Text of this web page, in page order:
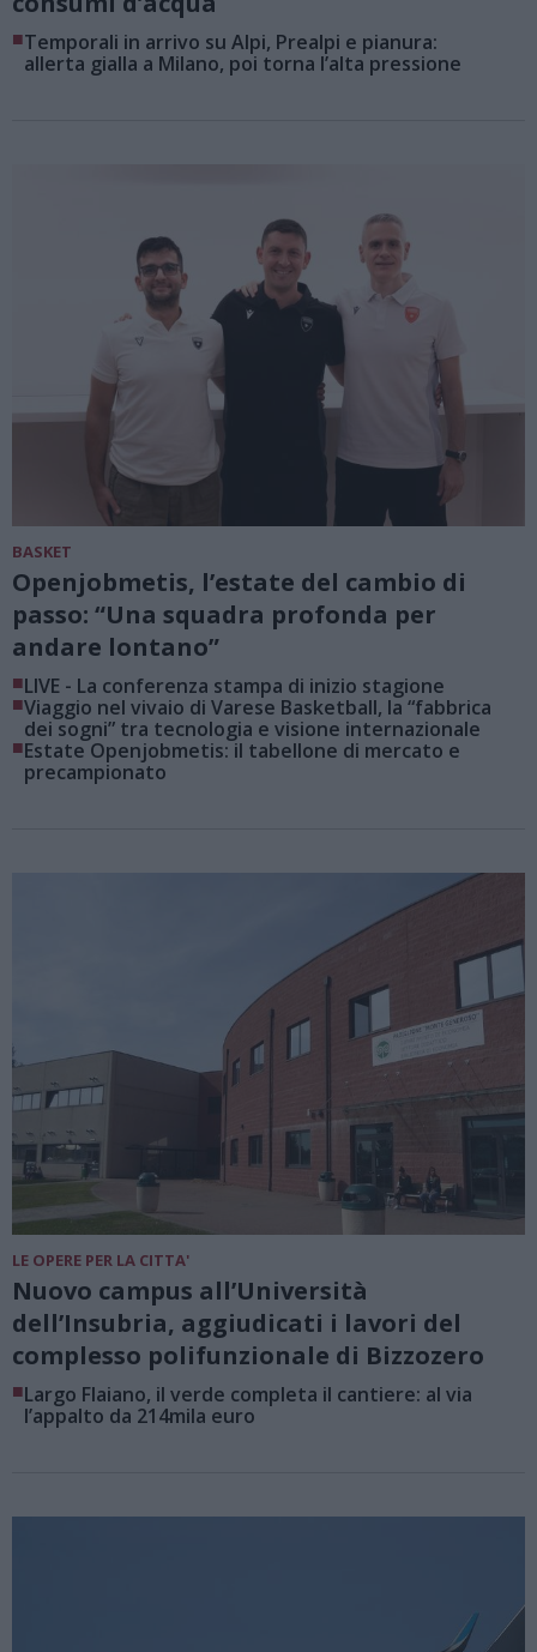
■Temporali in arrivo su Alpi, Prealpi e pianura:
allerta gialla a Milano, poi torna l’alta pressione
BASKET
Openjobmetis, l’estate del cambio di
passo: “Una squadra profonda per
andare lontano”
■LIVE - La conferenza stampa di inizio stagione
■Viaggio nel vivaio di Varese Basketball, la “fabbrica
dei sogni” tra tecnologia e visione internazionale
■Estate Openjobmetis: il tabellone di mercato e
precampionato
LE OPERE PER LA CITTA'
Nuovo campus all’Università
dell’Insubria, aggiudicati i lavori del
complesso polifunzionale di Bizzozero
■Largo Flaiano, il verde completa il cantiere: al via
l’appalto da 214mila euro